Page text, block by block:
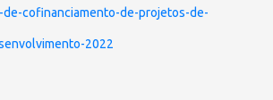
de-cofinanciamento-de-projetos-de-
2022